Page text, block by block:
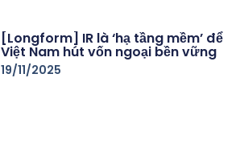
[Longform] IR là ‘hạ tầng mềm’ để
Việt Nam hút vốn ngoại bền vững
19/11/2025